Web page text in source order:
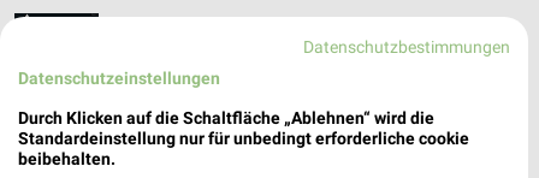
AT Cycles Filialen & Öffnungszeiten für
Datenschutzbestimmungen
Datenschutzeinstellungen
Durch Klicken auf die Schaltfläche „Ablehnen“ wird die
Standardeinstellung nur für unbedingt erforderliche cookie
beibehalten.